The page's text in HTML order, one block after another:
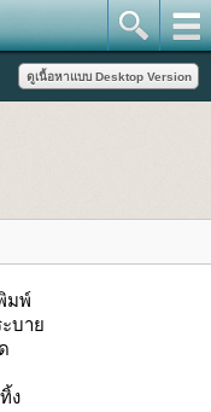
มพ์
ะบา
ง